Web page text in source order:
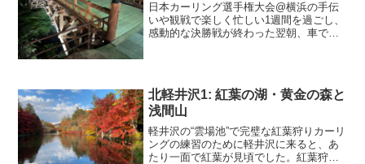
日本カーリング選手権大会@横浜の手伝
いや観戦で楽しく忙しい1週間を過ごし、
感動的な決勝戦が終わった翌朝、車で山
でピックアップして...
北軽井沢1: 紅葉の湖・黄金の森と
浅間山
軽井沢の“雲場池”で完璧な紅葉狩りカーリ
ングの練習のために軽井沢に来ると、あ
たり一面で紅葉が見頃でした。紅葉狩り